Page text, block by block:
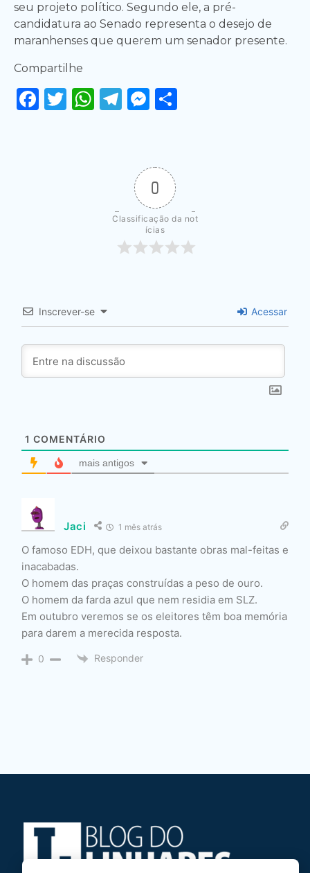
seu projeto político. Segundo ele, a pré-
candidatura ao Senado representa o desejo de
maranhenses que querem um senador presente.
Compartilhe
Facebook
Twitter
WhatsApp
Telegram
Messenger
0
Classificação da not
ícias
Inscrever-se Acessar
1 COMENTÁRIO
mais antigos
Jaci 1 mês atrás
O famoso EDH, que deixou bastante obras mal-feitas e
inacabadas.
O homem das praças construídas a peso de ouro.
O homem da farda azul que nem residia em SLZ.
Em outubro veremos se os eleitores têm boa memória
para darem a merecida resposta.
0 Responder